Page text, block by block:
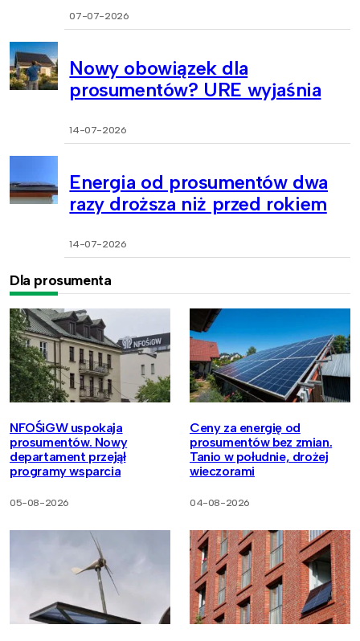
07-07-2026
Nowy obowiązek dla
prosumentów? URE wyjaśnia
14-07-2026
Energia od prosumentów dwa
razy droższa niż przed rokiem
14-07-2026
Dla prosumenta
NFOŚiGW uspokaja
prosumentów. Nowy
departament przejął
programy wsparcia
05-08-2026
Ceny za energię od
prosumentów bez zmian.
Tanio w południe, drożej
wieczorami
04-08-2026